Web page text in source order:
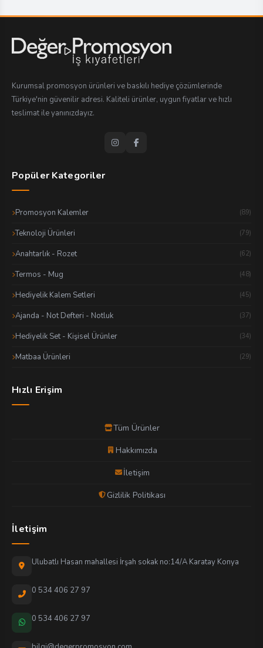
Kurumsal promosyon ürünleri ve baskılı hediye çözümlerinde
Türkiye'nin güvenilir adresi. Kaliteli ürünler, uygun fiyatlar ve hızlı
teslimat ile yanınızdayız.
Popüler Kategoriler
Promosyon Kalemler (89)
Teknoloji Ürünleri (79)
Anahtarlık - Rozet (62)
Termos - Mug (48)
Hediyelik Kalem Setleri (45)
Ajanda - Not Defteri - Notluk (37)
Hediyelik Set - Kişisel Ürünler (34)
Matbaa Ürünleri (29)
Hızlı Erişim
Tüm Ürünler
Hakkımızda
İletişim
Gizlilik Politikası
İletişim
Ulubatlı Hasan mahallesi İrşah sokak no:14/A Karatay Konya
0 534 406 27 97
0 534 406 27 97